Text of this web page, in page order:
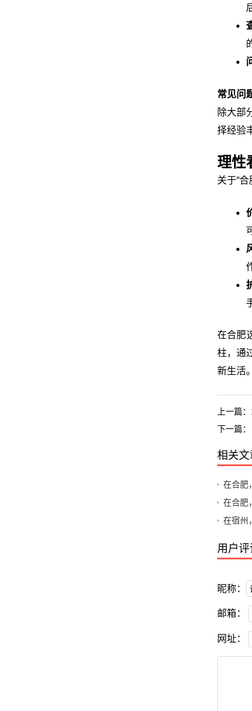
常见问
除大部
择经验
理性
关于“
在合肥
柱，通
新生活。
上一篇：
下一篇：
相关文
用户评
昵称：
邮箱：
网址：